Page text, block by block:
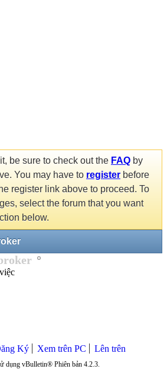
be sure to check out the FAQ by
You may have to register before
register link above to proceed. To
select the forum that you want
below.
Ký Xem trên PC Lên trên
dụng vBulletin® Phiên bản 4.2.3.